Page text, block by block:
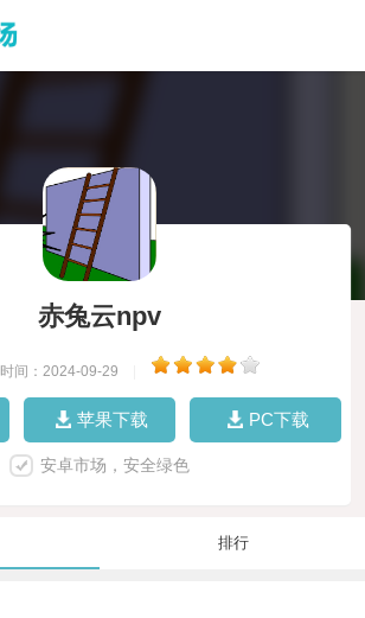
赤兔云npv
时间：2024-09-29
苹果下载 PC下载
安卓市场，安全绿色
排行